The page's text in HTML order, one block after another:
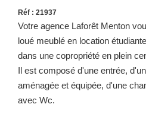
Réf : 21937
Votre agence Laforêt Menton
loué meublé en location
dans une copropriété en plein
Il est composé d'une entrée,
aménagée et équipée, d'une
avec Wc.